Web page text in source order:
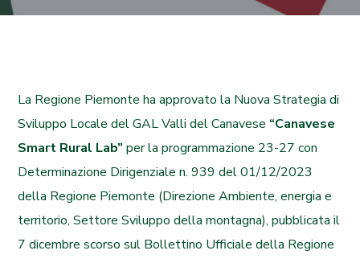
La Regione Piemonte ha approvato la Nuova Strategia di
Sviluppo Locale del GAL Valli del Canavese “Canavese
Smart Rural Lab” per la programmazione 23-27 con
Determinazione Dirigenziale n. 939 del 01/12/2023
della Regione Piemonte (Direzione Ambiente, energia e
territorio, Settore Sviluppo della montagna), pubblicata il
7 dicembre scorso sul Bollettino Ufficiale della Regione